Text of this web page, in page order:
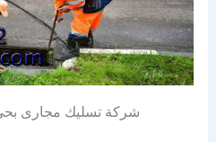
شركة تسليك مجارى